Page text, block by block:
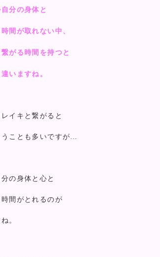
分の身体と
間が取れない中、
がる時間を持つと
いますね。
イキと繋がると
ことも多いですが…
の身体と心と
間がとれるのが
。